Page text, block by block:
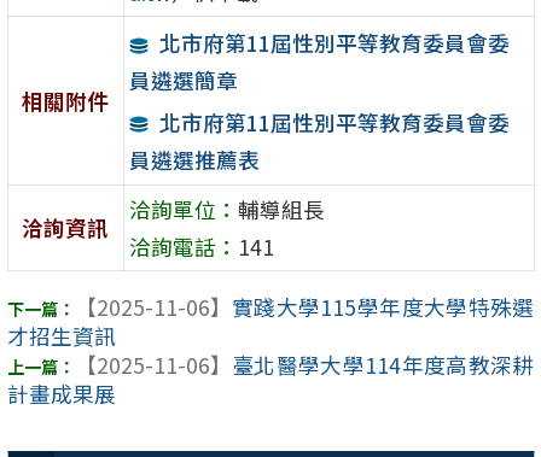
相關附件
北市府第11屆性別平等教育委員會委
員遴選簡章
北市府第11屆性別平等教育委員會委
員遴選推薦表
洽詢資訊
洽詢單位： 輔導組長
洽詢電話： 141
【2025-11-06】 實踐大學115學年度大學特殊選
才招生資訊
【2025-11-06】 臺北醫學大學114年度高教深耕
計畫成果展